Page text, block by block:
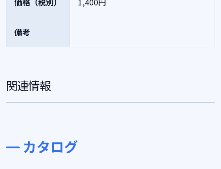
備考
関連情報
カタログ